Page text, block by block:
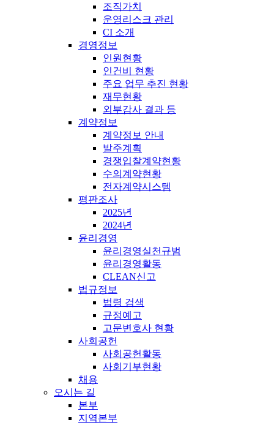
조직가치
운영리스크 관리
CI 소개
경영정보
인원현황
인건비 현황
주요 업무 추진 현황
재무현황
외부감사 결과 등
계약정보
계약정보 안내
발주계획
경쟁입찰계약현황
수의계약현황
전자계약시스템
평판조사
2025년
2024년
윤리경영
윤리경영실천규범
윤리경영활동
CLEAN신고
법규정보
법령 검색
규정예고
고문변호사 현황
사회공헌
사회공헌활동
사회기부현황
채용
오시는 길
본부
지역본부